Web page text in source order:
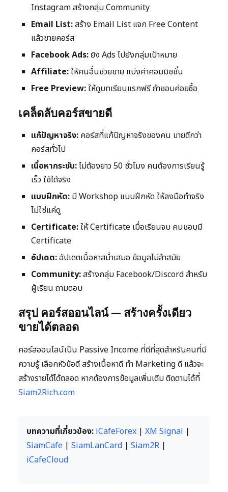
Instagram สร้างกลุ่ม Community
Email List:สร้าง Email List แจก Free Content
แล้วขายคอร์ส
Facebook Ads:ยิง Ads ไปยังกลุ่มเป้าหมาย
Affiliate:ให้คนอื่นช่วยขาย แบ่งค่าคอมมิชชั่น
Free Preview:ให้ดูบทเรียนแรกฟรี ถ้าชอบค่อยซื้อ
เคล็ดลับคอร์สขายดี
แก้ปัญหาจริง: คอร์สที่แก้ปัญหาจริงของคน ขายดีกว่า
คอร์สทั่วไป
เนื้อหากระชับ:ไม่ต้องยาว 50 ชั่วโมง คนต้องการเรียนรู้
เร็ว ใช้ได้จริง
แบบฝึกหัด: มี Workshop แบบฝึกหัด ให้ลงมือทำจริง
ไม่ใช่แค่ดู
Certificate:ให้ Certificate เมื่อเรียนจบ คนชอบมี
Certificate
อัปเดต:อัปเดตเนื้อหาสม่ำเสมอ ข้อมูลไม่ล้าสมัย
Community:สร้างกลุ่ม Facebook/Discord สำหรับ
ผู้เรียน ถามตอบ
สรุป คอร์สออนไลน์ — สร้างครั้งเดียว
ขายได้ตลอด
คอร์สออนไลน์เป็น Passive Income ที่ดีที่สุดสำหรับคนที่มี
ความรู้ เลือกหัวข้อดี สร้างเนื้อหาดี ทำ Marketing ดี แล้วจะ
สร้างรายได้ได้ตลอด หากต้องการข้อมูลเพิ่มเติม ติดตามได้ที่
Siam2Rich.com
บทความที่เกี่ยวข้อง: iCafeForex | XM Signal |
SiamCafe | SiamLanCard | Siam2R |
iCafeCloud